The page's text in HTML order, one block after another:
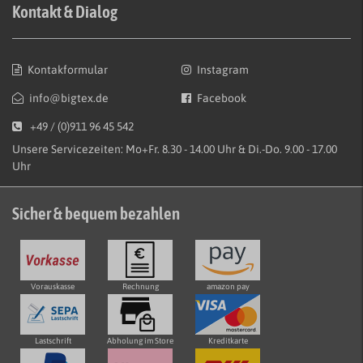
Kontakt & Dialog
Kontakformular
info@bigtex.de
Instagram
Facebook
+49 / (0)911 96 45 542
Unsere Servicezeiten: Mo+Fr. 8.30 - 14.00 Uhr & Di.-Do. 9.00 - 17.00
Uhr
Sicher & bequem bezahlen
Vorauskasse Rechnung amazon pay
Lastschrift Abholung im Store Kreditkarte